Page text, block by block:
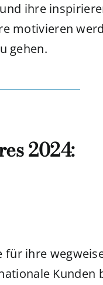
ihre
motivieren
gehen.
2024:
für ihre
Kunden